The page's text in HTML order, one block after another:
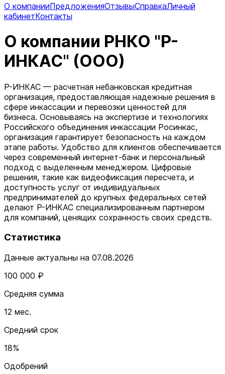
О компанииПредложенияОтзывыСправкаЛичный
кабинетКонтакты
О компании РНКО "Р-
ИНКАС" (ООО)
Р-ИНКАС — расчетная небанковская кредитная
организация, предоставляющая надежные решения в
сфере инкассации и перевозки ценностей для
бизнеса. Основываясь на экспертизе и технологиях
Российского объединения инкассации Росинкас,
организация гарантирует безопасность на каждом
этапе работы. Удобство для клиентов обеспечивается
через современный интернет-банк и персональный
подход с выделенным менеджером. Цифровые
решения, такие как видеофиксация пересчета, и
доступность услуг от индивидуальных
предпринимателей до крупных федеральных сетей
делают Р-ИНКАС специализированным партнером
для компаний, ценящих сохранность своих средств.
Статистика
Данные актуальны на 07.08.2026
100 000 ₽
Средняя сумма
12 мес.
Средний срок
18%
Одобрений